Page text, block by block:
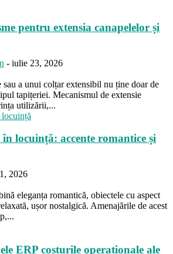
pentru extensia canapelelor și
- iulie 23, 2026
sau a unui colțar extensibil nu ține doar de
tapițeriei. Mecanismul de extensie
utilizării,...
locuință: accente romantice și
2026
eleganța romantică, obiectele cu aspect
ușor nostalgică. Amenajările de acest
ERP costurile operaționale ale